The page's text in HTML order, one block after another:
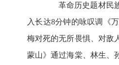
革命历史题材民族
入长达8分钟的咏叹调《
梅对死的无所畏惧、对敌
蒙山》通过海棠、林生、